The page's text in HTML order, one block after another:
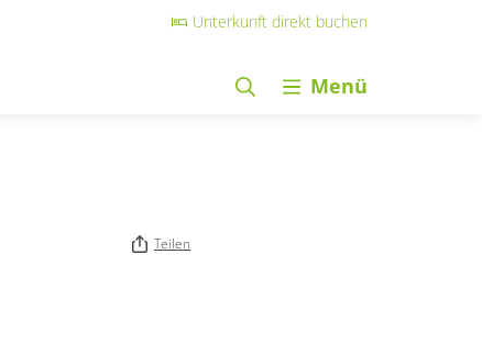
Unterkunft direkt buchen
Menü
Teilen